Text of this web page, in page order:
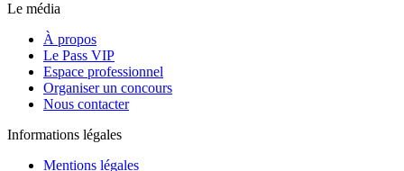
Le média
À propos
Le Pass VIP
Espace professionnel
Organiser un concours
Nous contacter
Informations légales
Mentions légales